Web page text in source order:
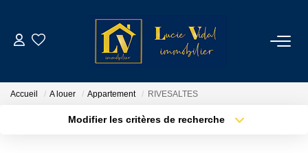
Accueil A louer Appartement RIVESALTES
Modifier les critères de recherche